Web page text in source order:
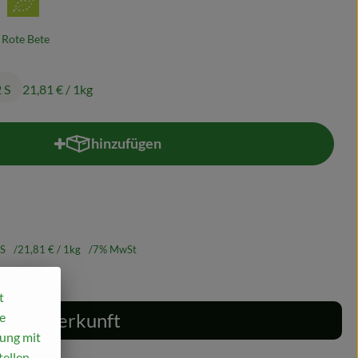
Bete
S 21,81 € / 1kg
hinzufügen
Produkt zum Warenkorb hinzufügen
21,81 € / 1kg 7% MwSt
Herkunft
mit